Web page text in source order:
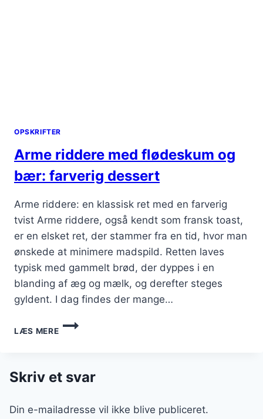
OPSKRIFTER
Arme riddere med flødeskum og
bær: farverig dessert
Arme riddere: en klassisk ret med en farverig
tvist Arme riddere, også kendt som fransk toast,
er en elsket ret, der stammer fra en tid, hvor man
ønskede at minimere madspild. Retten laves
typisk med gammelt brød, der dyppes i en
blanding af æg og mælk, og derefter steges
gyldent. I dag findes der mange…
LÆS MERE
ARME
RIDDERE
OG
BÆR:
DESSERT
Skriv et svar
Din e-mailadresse vil ikke blive publiceret.